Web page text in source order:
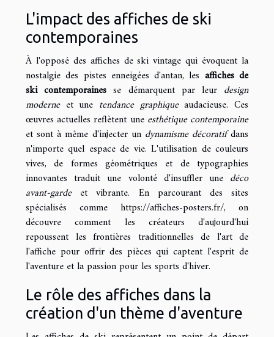
L'impact des affiches de ski
contemporaines
À l'opposé des affiches de ski vintage qui évoquent la
nostalgie des pistes enneigées d'antan, les affiches de
ski contemporaines se démarquent par leur design
moderneet une tendance graphiqueaudacieuse. Ces
œuvres actuelles reflètent une esthétique contemporaine
et sont à même d'injecter un dynamisme décoratifdans
n'importe quel espace de vie. L'utilisation de couleurs
vives, de formes géométriques et de typographies
innovantes traduit une volonté d'insuffler une déco
avant-gardeet vibrante. En parcourant des sites
spécialisés comme https://affiches-posters.fr/, on
découvre comment les créateurs d'aujourd'hui
repoussent les frontières traditionnelles de l'art de
l'affiche pour offrir des pièces qui captent l'esprit de
l'aventure et la passion pour les sports d'hiver.
Le rôle des affiches dans la
création d'un thème d'aventure